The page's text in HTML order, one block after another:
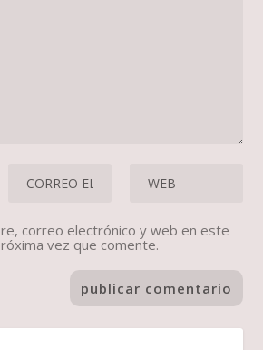
correo electrónico y web en este
vez que comente.